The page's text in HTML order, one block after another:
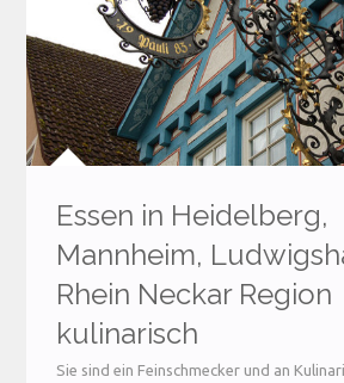
Essen in Heidelberg,
Mannheim,
Rhein Neckar Region
kulinarisch
Sie sind ein Feinschmecker und an